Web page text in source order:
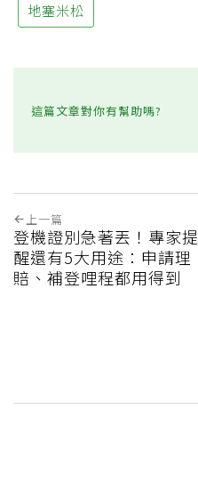
地塞米松
這篇文章對你有幫助嗎?
上一篇
登機證別急著丟！專家提
醒還有5大用途：申請理
賠、補登哩程都用得到